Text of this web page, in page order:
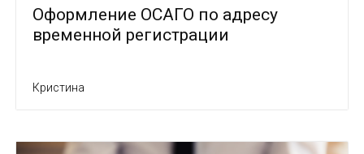
Оформление ОСАГО по адресу
временной регистрации
Кристина